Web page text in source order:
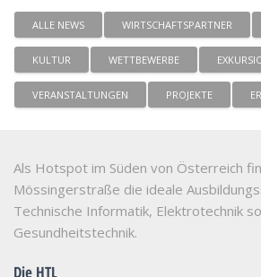
ALLE NEWS WIRTSCHAFTSPARTNER
KULTUR WETTBEWERBE
VERANSTALTUNGEN PROJEKTE
Als Hotspot im Süden von Österreich
Mössingerstraße die ideale
Technische Informatik, Elektrotechnik
Gesundheitstechnik.
Die HTL